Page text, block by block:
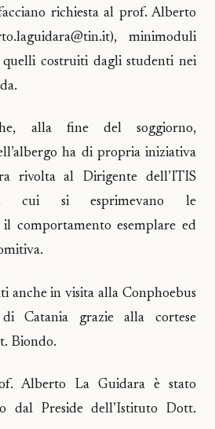
richiesta al prof. Alberto
minimoduli
quelli costruiti dagli studenti nei
alla fine del soggiorno,
ha di propria iniziativa
rivolta al Dirigente dell’ITIS
cui si esprimevano le
comportamento esemplare ed
anche in visita alla Conphoebus
Catania grazie alla cortese
Biondo.
Alberto La Guidara è stato
dal Preside dell’Istituto Dott.